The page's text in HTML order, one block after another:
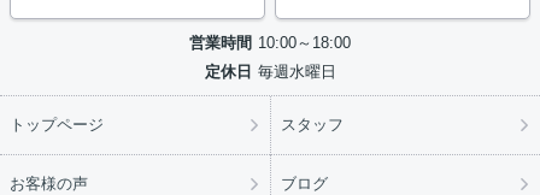
営業時間 10:00～18:00
定休日 毎週水曜日
トップページ スタッフ
お客様の声 ブログ